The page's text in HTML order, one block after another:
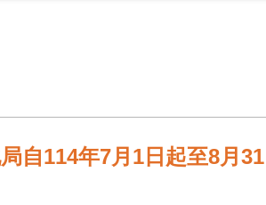
自114年7月1日起至8月